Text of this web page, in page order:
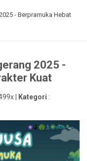
- Berpramuka Hebat
2025 -
Kuat
| Kategori :